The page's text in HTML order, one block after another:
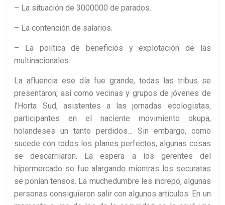
– La situación de 3000000 de parados.
– La contención de salarios.
– La política de beneficios y explotación de las
multinacionales.
La afluencia ese día fue grande, todas las tribus se
presentaron, así como vecinas y grupos de jóvenes de
l’Horta Sud, asistentes a las jornadas ecologistas,
participantes en el naciente movimiento okupa,
holandeses un tanto perdidos… Sin embargo, como
sucede con todos los planes perfectos, algunas cosas
se descarrilaron. La espera a los gerentes del
hipermercado se fue alargando mientras los securatas
se ponían tensos. La muchedumbre les increpó, algunas
personas consiguieron salir con algunos artículos. En un